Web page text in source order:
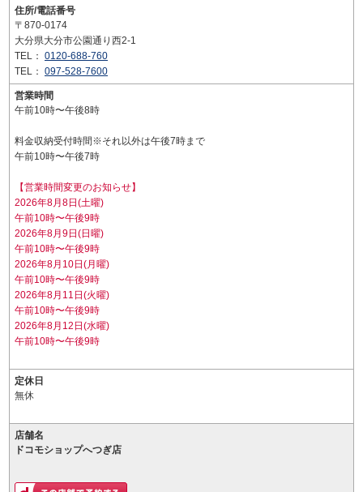
住所/電話番号
〒870-0174
大分県大分市公園通り西2-1
TEL： 0120-688-760
TEL： 097-528-7600
営業時間
午前10時〜午後8時
料金収納受付時間※それ以外は午後7時まで
午前10時〜午後7時
【営業時間変更のお知らせ】
2026年8月8日(土曜)
午前10時〜午後9時
2026年8月9日(日曜)
午前10時〜午後9時
2026年8月10日(月曜)
午前10時〜午後9時
2026年8月11日(火曜)
午前10時〜午後9時
2026年8月12日(水曜)
午前10時〜午後9時
定休日
無休
店舗名
ドコモショップへつぎ店